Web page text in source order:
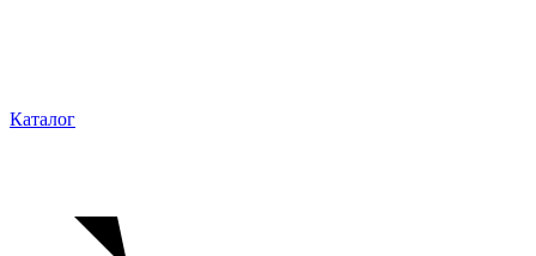
Каталог